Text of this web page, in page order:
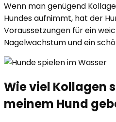
Wenn man genügend
Hundes aufnimmt, hat der
Voraussetzungen für ein
Nagelwachstum und ein
Wie viel Kollagen
meinem Hund